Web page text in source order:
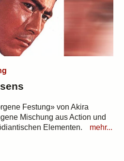
Festung» von Akira
Mischung aus Action und
Elementen.
mehr...